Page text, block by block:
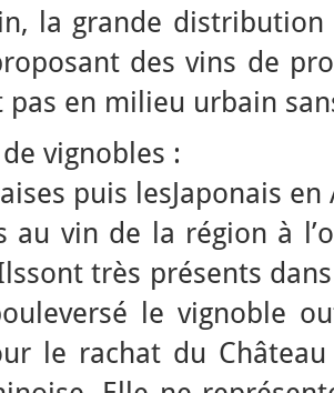
la grande
des vins de
en milieu urbain
vignobles :
puis lesJaponais
au vin de la région à
très présents
le vignoble
le rachat du